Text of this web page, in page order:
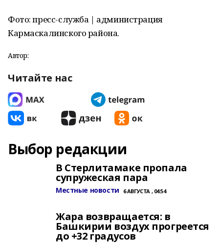
Фото: пресс-служба | администрация
Кармаскалинского района.
Автор:
Читайте нас
Выбор редакции
В Стерлитамаке пропала
супружеская пара
Местные новости 6 АВГУСТА , 04:54
Жара возвращается: в
Башкирии воздух прогреется
до +32 градусов